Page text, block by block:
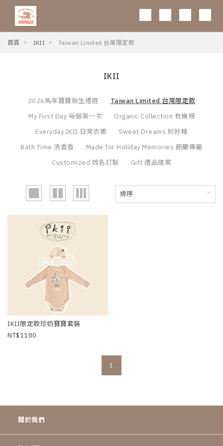
首頁 IKII Taiwan Limited 台灣限定款
IKII
2026馬年寶寶新生禮選
Taiwan Limited 台灣限定款
My First Day 每個第一次
Organic Collection 有機棉
Everyday IKII 日常衣櫥
Sweet Dreams 好好睡
Bath Time 洗香香
Made for Holiday Memories 節慶專屬
Customized 姓名訂製
Gift 禮品提案
IKII限定款珍奶寶寶套裝
1180
1
關於我們